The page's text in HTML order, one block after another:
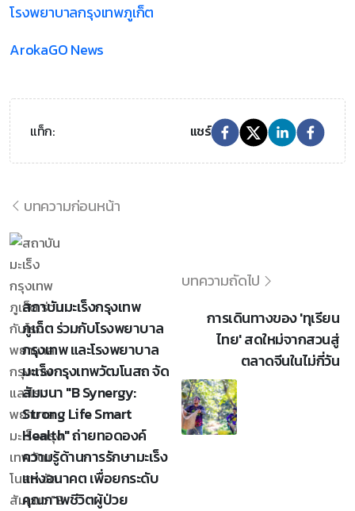
โรงพยาบาลกรุงเทพภูเก็ต
ArokaGO News
แท็ก: แชร์
บทความก่อนหน้า
สถาบันมะเร็งกรุงเทพ
ภูเก็ต ร่วมกับโรงพยาบาล
กรุงเทพ และโรงพยาบาล
มะเร็งกรุงเทพวัฒโนสถ จัด
สัมมนา "B Synergy:
Strong Life Smart
Health" ถ่ายทอดองค์
ความรู้ด้านการรักษามะเร็ง
แห่งอนาคต เพื่อยกระดับ
คุณภาพชีวิตผู้ป่วย
บทความถัดไป
การเดินทางของ 'ทุเรียน
ไทย' สดใหม่จากสวนสู่
ตลาดจีนในไม่กี่วัน